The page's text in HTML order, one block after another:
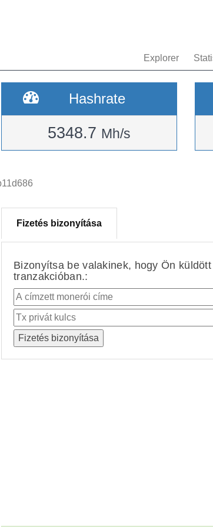
Explorer
Hashrate
5348.7 Mh/s
Fizetés bizonyítása
Bizonyítsa be valakinek, hogy Ön
tranzakcióban.: